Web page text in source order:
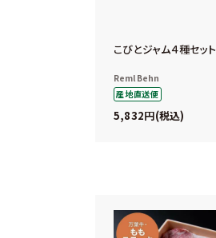
こびとジャム４種セット
Reml Behn
産地直送便
5,832 税込